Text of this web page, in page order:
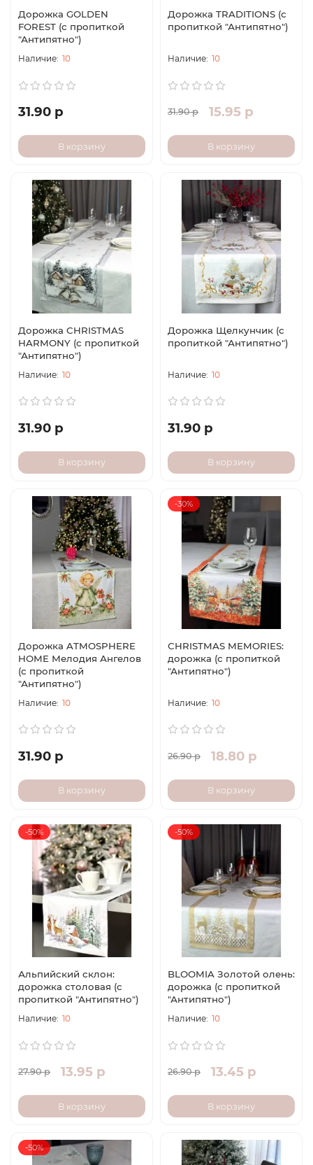
Дорожка GOLDEN
FOREST (с пропиткой
"Антипятно")
10
31.90 р
В корзину
Дорожка TRADITIONS (с
пропиткой "Антипятно")
10
31.90 р 15.95 р
В корзину
Дорожка CHRISTMAS
HARMONY (с пропиткой
"Антипятно")
10
31.90 р
В корзину
Дорожка Щелкунчик (с
пропиткой "Антипятно")
10
31.90 р
В корзину
Дорожка ATMOSPHERE
HOME Мелодия Ангелов
(с пропиткой
"Антипятно")
10
31.90 р
В корзину
-30%
СHRISTMAS MEMORIES:
дорожка (с пропиткой
"Антипятно")
10
26.90 р 18.80 р
В корзину
-50%
Альпийский склон:
дорожка столовая (с
пропиткой "Антипятно")
10
27.90 р 13.95 р
В корзину
-50%
BLOOMIA Золотой олень:
дорожка (с пропиткой
"Антипятно")
10
26.90 р 13.45 р
В корзину
-50%